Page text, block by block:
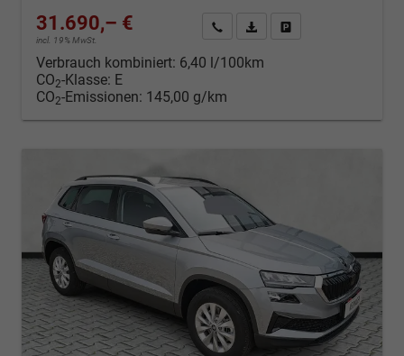
31.690,– €
incl. 19% MwSt.
Kontakt & Angebot anfordern
PDF-Datei, Fahrzeugexposé
Verbrauch kombiniert: 6,40 l/100km
CO2-Klasse: E
CO2-Emissionen: 145,00 g/km